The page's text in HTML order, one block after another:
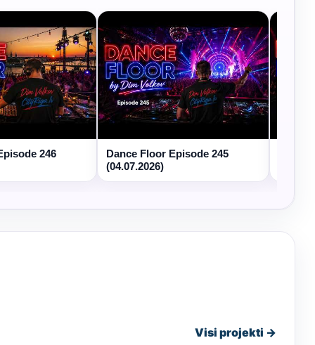
246
Dance Floor Episode 245
(04.07.2026)
Visi projekti →